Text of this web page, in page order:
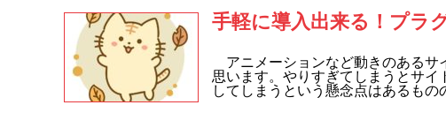
手軽に導入出来る！プラ
アニメーションなど動きのあるサ
思います。やりすぎてしまうとサイ
してしまうという懸念点はあるも